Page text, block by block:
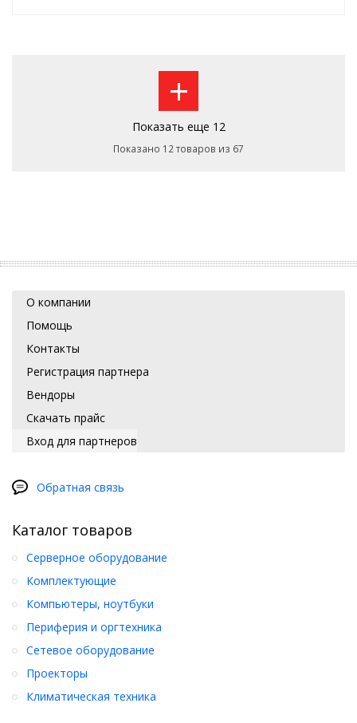
+
Показать еще 12
Показано 12 товаров из 67
О компании
Помощь
Контакты
Регистрация партнера
Вендоры
Скачать прайс
Вход для партнеров
Обратная связь
Каталог товаров
Серверное оборудование
Комплектующие
Компьютеры, ноутбуки
Периферия и оргтехника
Сетевое оборудование
Проекторы
Климатическая техника